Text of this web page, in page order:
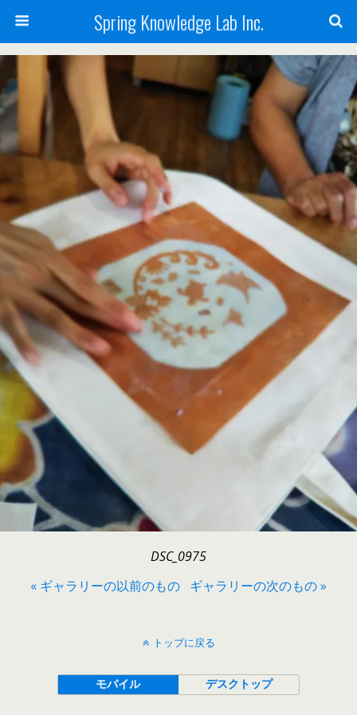
Spring Knowledge Lab Inc.
DSC_0975
« ギャラリーの以前のもの ギャラリーの次のもの »
トップに戻る
モバイル デスクトップ